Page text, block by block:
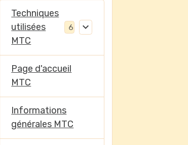
Techniques
utilisées
MTC
Page d'accueil
MTC
Informations
générales MTC